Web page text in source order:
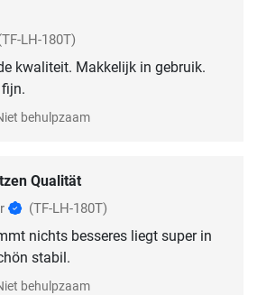
LH-180T)
kwaliteit. Makkelijk in gebruik.
behulpzaam
Qualität
(TF-LH-180T)
nichts besseres liegt super in
stabil.
behulpzaam